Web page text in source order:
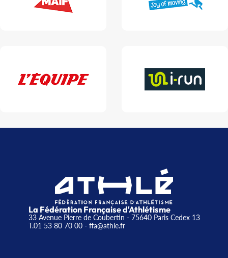
La Fédération Française d'Athlétisme
33 Avenue Pierre de Coubertin - 75640 Paris Cedex 13
T.01 53 80 70 00- ffa@athle.fr